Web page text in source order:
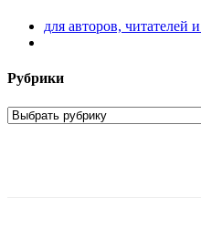
для авторов, читателей
Рубрики